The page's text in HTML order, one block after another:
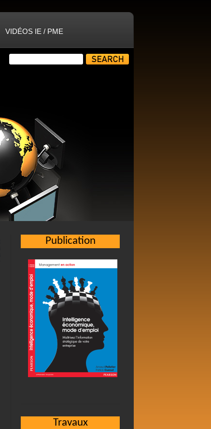
VIDÉOS IE / PME
Publication
Travaux